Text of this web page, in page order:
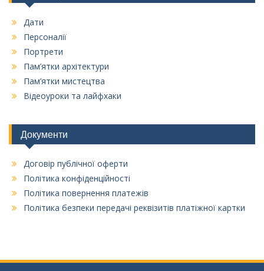
Дати
Персоналії
Портрети
Пам’ятки архітектури
Пам’ятки мистецтва
Відеоуроки та лайфхаки
Документи
Договір публічної оферти
Політика конфіденційності
Політика повернення платежів
Політика безпеки передачі реквізитів платіжної картки